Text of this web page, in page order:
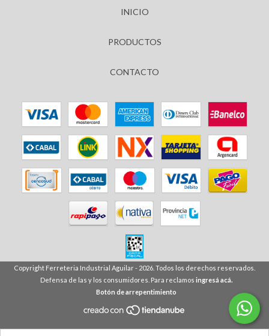
INICIO
PRODUCTOS
CONTACTO
Copyright Ferreteria Industrial Aguilar - 2026. Todos los derechos reservados.
Defensa de las y los consumidores. Para reclamos ingresá acá.
Botón de arrepentimiento